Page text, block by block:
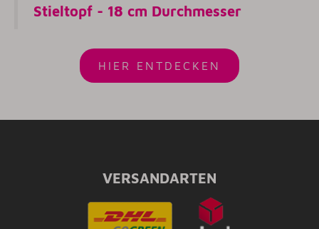
Stieltopf - 18 cm Durchmesser
HIER ENTDECKEN
VERSANDARTEN